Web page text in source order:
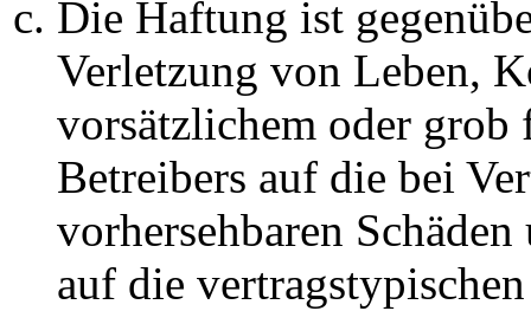
Die Haftung ist
Verletzung von Leben,
vorsätzlichem oder grob
Betreibers auf die bei
vorhersehbaren
auf die